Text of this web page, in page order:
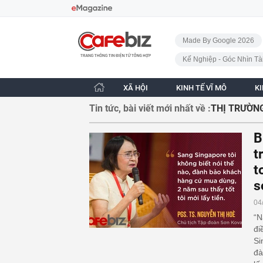
CafeBiz - Trang chủ
Made By Google 2026
Kế Nghiệp - Góc Nhìn
XÃ HỘI KINH TẾ VĨ MÔ
Tin tức, bài viết mới nhất về :THỊ